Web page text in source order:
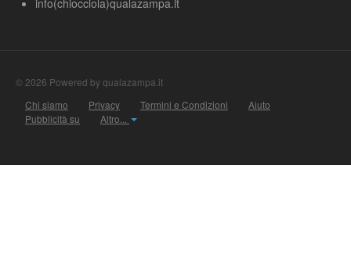
© 2026 Powered by qualazampa.it
Chi siamo
Privacy Termini e Condizioni
Aiuto
Pubblicità su
Altro...